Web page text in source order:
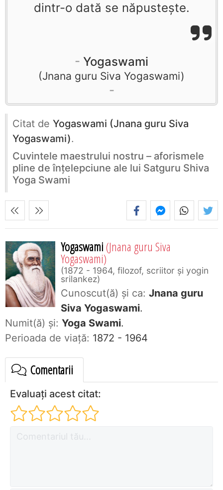
dintr-o dată se năpusteşte.
Yogaswami
Jnana guru Siva Yogaswami
Citat de Yogaswami (Jnana guru Siva
Yogaswami).
Cuvintele maestrului nostru – aforismele
pline de înţelepciune ale lui Satguru Shiva
Yoga Swami
Yogaswami(Jnana guru Siva
Yogaswami)
1872 - 1964, filozof, scriitor şi yogin
srilankez
Cunoscut(ă) și ca: Jnana guru
Siva Yogaswami.
Numit(ă) și: Yoga Swami.
Perioada de viaţă: 1872 - 1964
Comentarii
Evaluați acest citat: